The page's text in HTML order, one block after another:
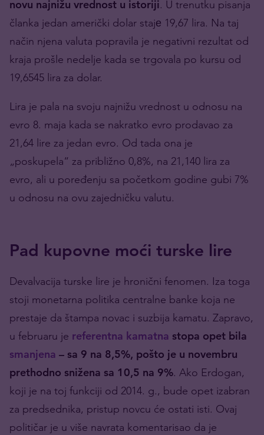
novu najnižu vrednost u istoriji. U trenutku pisanja
članka jedan američki dolar stajе 19,67 lira. Na taj
način njena valuta popravila je negativni rezultat od
kraja prošle nedelje kada se trgovala po kursu od
19,6545 lira za dolar.
Lira je pala na svoju najnižu vrednost u odnosu na
evro 8. maja kada se nakratko evro prodavao za
21,64 lire za jedan evro. Od tada ona je
„poskupela“ za približno 0,8%, na 21,140 lira za
evro, ali u poređenju sa početkom godine gubi 7%
u odnosu na ovu zajedničku valutu.
Pad kupovne moći turske lire
Devalvacija turske lire je hronični fenomen. Iza toga
stoji monetarna politika centralne banke koja ne
prestaje da štampa novac i suzbija kamatu. Zapravo,
u februaru je referentna kamatna stopa opet bila
smanjena – sa 9 na 8,5%, pošto je u novembru
prethodno snižena sa 10,5 na 9%. Ako Erdogan,
koji je na toj funkciji od 2014. g., bude opet izabran
za predsednika, pristup novcu će ostati isti. Ovaj
političar je u više navrata komentarisao da je